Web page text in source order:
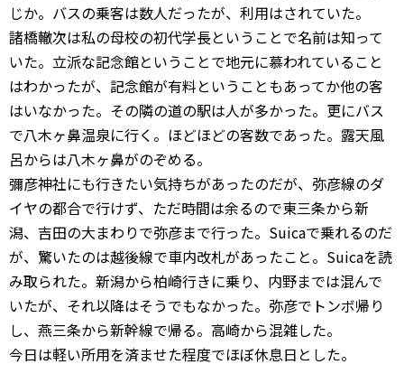
じか。バスの乗客は数人だったが、利用はされていた。
諸橋轍次は私の母校の初代学長ということで名前は知って
いた。立派な記念館ということで地元に慕われていること
はわかったが、記念館が有料ということもあってか他の客
はいなかった。その隣の道の駅は人が多かった。更にバス
で八木ヶ鼻温泉に行く。ほどほどの客数であった。露天風
呂からは八木ヶ鼻がのぞめる。
彌彦神社にも行きたい気持ちがあったのだが、弥彦線のダ
イヤの都合で行けず、ただ時間は余るので東三条から新
潟、吉田の大まわりで弥彦まで行った。Suicaで乗れるのだ
が、驚いたのは越後線で車内改札があったこと。Suicaを読
み取られた。新潟から柏崎行きに乗り、内野までは混んで
いたが、それ以降はそうでもなかった。弥彦でトンボ帰り
し、燕三条から新幹線で帰る。高崎から混雑した。
今日は軽い所用を済ませた程度でほぼ休息日とした。